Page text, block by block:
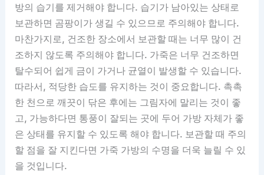
방의 습기를 제거해야 합니다. 습기가 남아있는 상태로
보관하면 곰팡이가 생길 수 있으므로 주의해야 합니다.
마찬가지로, 건조한 장소에서 보관할 때는 너무 많이 건
조하지 않도록 주의해야 합니다. 가죽은 너무 건조하면
탈수되어 쉽게 금이 가거나 균열이 발생할 수 있습니다.
따라서, 적당한 습도를 유지하는 것이 중요합니다. 촉촉
한 천으로 깨끗이 닦은 후에는 그림자에 말리는 것이 좋
고, 가능하다면 통풍이 잘되는 곳에 두어 가방 자체가 좋
은 상태를 유지할 수 있도록 해야 합니다. 보관할 때 주의
할 점을 잘 지킨다면 가죽 가방의 수명을 더욱 늘릴 수 있
을 것입니다.